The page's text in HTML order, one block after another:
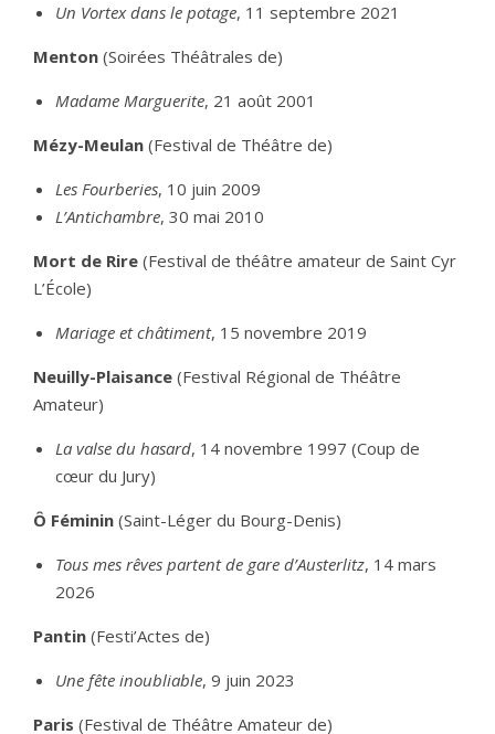
Un Vortex dans le potage, 11 septembre 2021
Menton (Soirées Théâtrales de)
Madame Marguerite, 21 août 2001
Mézy-Meulan (Festival de Théâtre de)
Les Fourberies, 10 juin 2009
L’Antichambre, 30 mai 2010
Mort de Rire (Festival de théâtre amateur de Saint Cyr
L’École)
Mariage et châtiment, 15 novembre 2019
Neuilly-Plaisance (Festival Régional de Théâtre
Amateur)
La valse du hasard, 14 novembre 1997 (Coup de
cœur du Jury)
Ô Féminin (Saint-Léger du Bourg-Denis)
Tous mes rêves partent de gare d’Austerlitz, 14 mars
2026
Pantin (Festi’Actes de)
Une fête inoubliable, 9 juin 2023
Paris (Festival de Théâtre Amateur de)